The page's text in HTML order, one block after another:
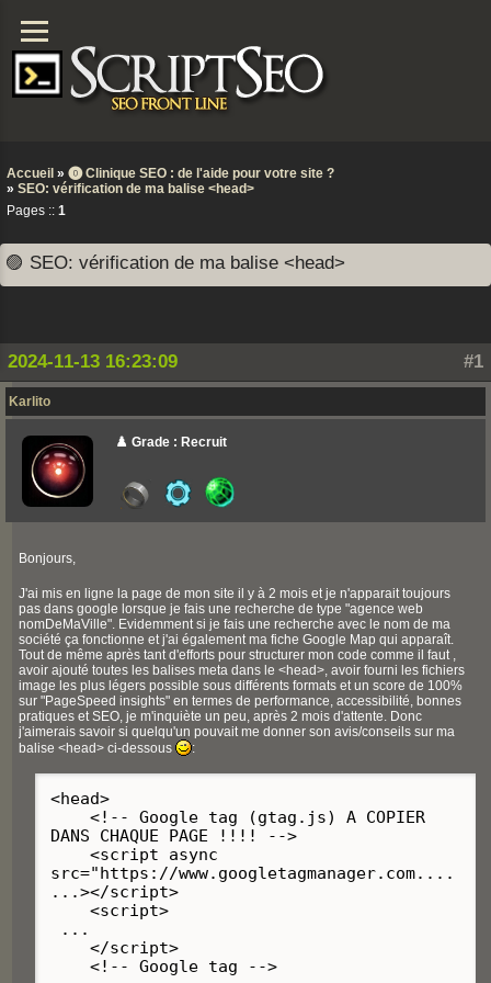
Accueil » ⓿ Clinique SEO : de l'aide pour votre site ?
» SEO: vérification de ma balise <head>
Pages :: 1
🟣 SEO: vérification de ma balise <head>
#1
2024-11-13 16:23:09
Karlito
♟️ Grade : Recruit
Bonjours,
J'ai mis en ligne la page de mon site il y à 2 mois et je n'apparait toujours
pas dans google lorsque je fais une recherche de type "agence web
nomDeMaVille". Evidemment si je fais une recherche avec le nom de ma
société ça fonctionne et j'ai également ma fiche Google Map qui apparaît.
Tout de même après tant d'efforts pour structurer mon code comme il faut ,
avoir ajouté toutes les balises meta dans le <head>, avoir fourni les fichiers
image les plus légers possible sous différents formats et un score de 100%
sur "PageSpeed insights" en termes de performance, accessibilité, bonnes
pratiques et SEO, je m'inquiète un peu, après 2 mois d'attente. Donc
j'aimerais savoir si quelqu'un pouvait me donner son avis/conseils sur ma
balise <head> ci-dessous
:
<head>
<!-- Google tag (gtag.js) A COPIER
DANS CHAQUE PAGE !!!! -->
<script async
src="https://www.googletagmanager.com....
...></script>
<script>
...
</script>
<!-- Google tag -->